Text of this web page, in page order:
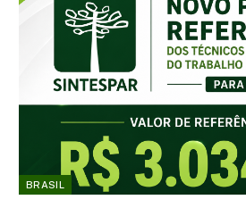
BRASIL